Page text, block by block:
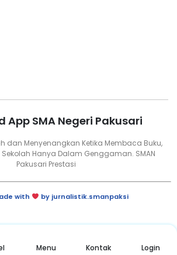
App SMA Negeri Pakusari
dan Menyenangkan Ketika Membaca Buku,
Hanya Dalam Genggaman. SMAN
Pakusari Prestasi
with
by jurnalistik.smanpaksi
Menu Kontak Login